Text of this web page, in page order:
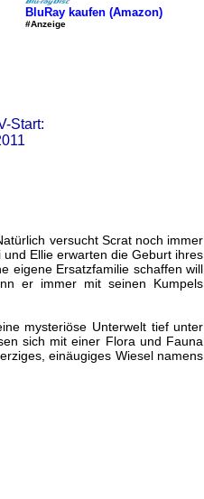
BluRay kaufen (Amazon)
#Anzeige
Start:
versucht Scrat noch immer
Ellie erwarten die Geburt ihres
eigene Ersatzfamilie schaffen will
er immer mit seinen Kumpels
mysteriöse Unterwelt tief unter
sich mit einer Flora und Fauna
einäugiges Wiesel namens